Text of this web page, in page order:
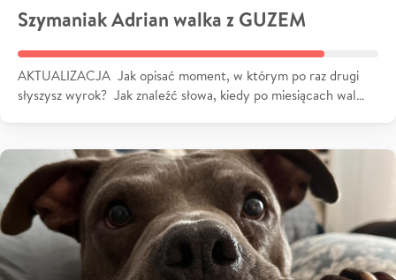
Szymaniak Adrian walka z GUZEM
AKTUALIZACJA Jak opisać moment, w którym po raz drugi
słyszysz wyrok? Jak znaleźć słowa, kiedy po miesiącach wal…